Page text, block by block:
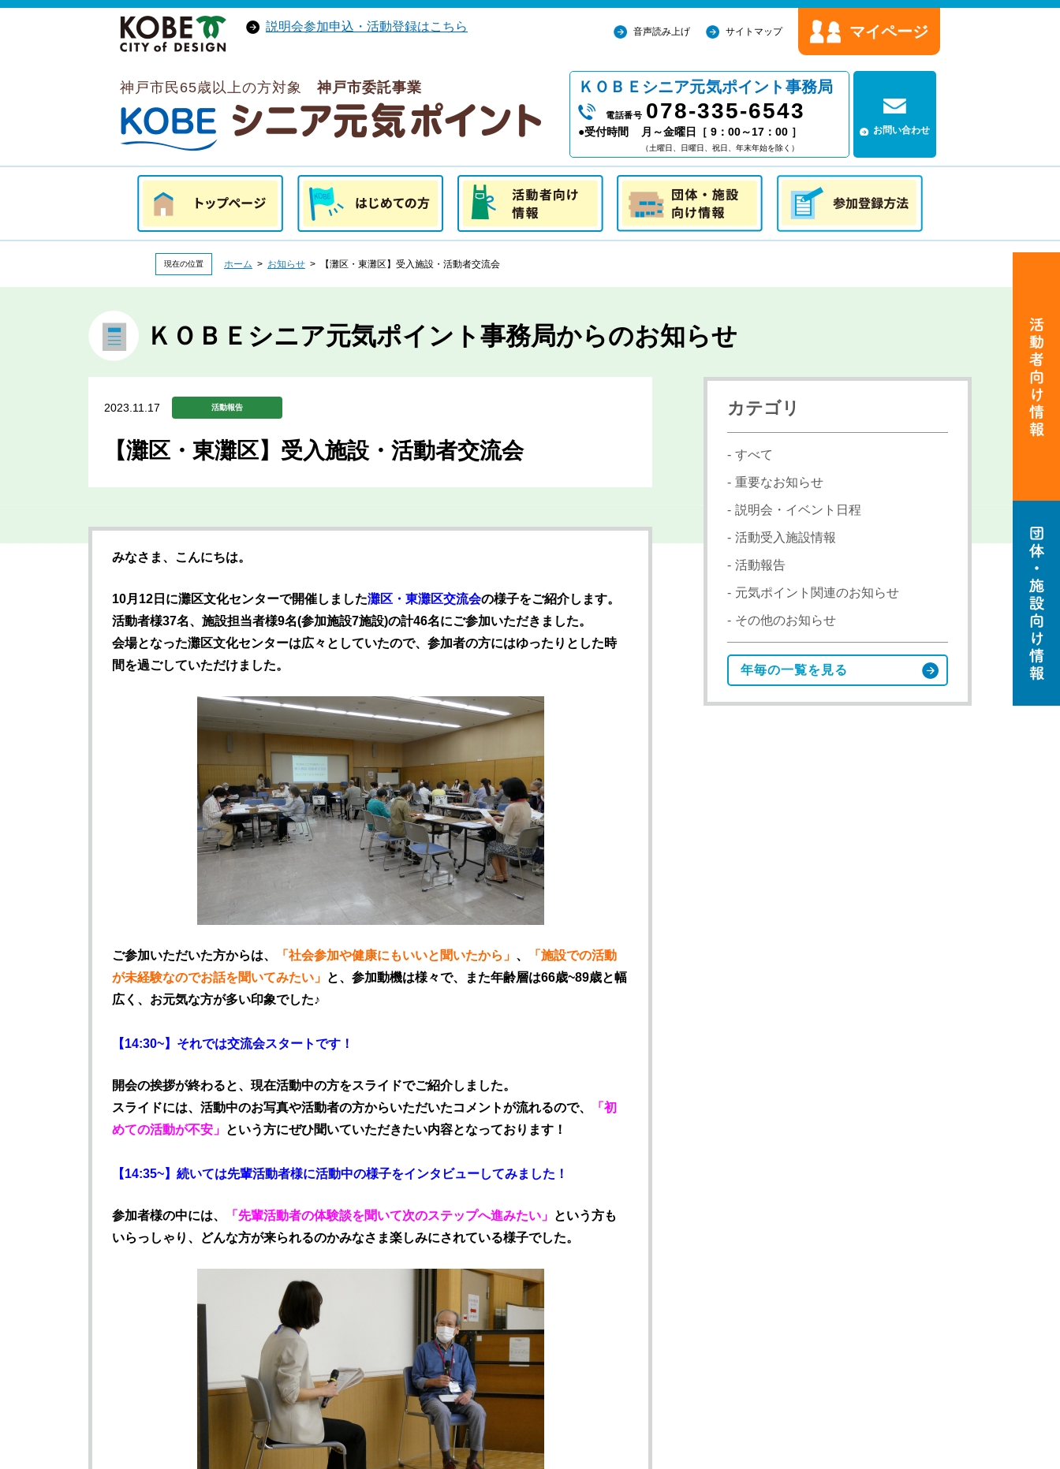
音声読み上げ サイトマップ マイページ
（外部リンク）
説明会参加申込・活動登録はこちら
神戸市民65歳以上の方対象 神戸市委託事業 ＫＯＢＥシニア元気ポイント事務局
電話番号 078-335-6543
●受付時間 月～金曜日［ 9：00～17：00 ］
（土曜日、日曜日、祝日、年末年始を除く）
お問い合わせ
トップページ はじめての方 活動者向け情報 団体・施設向け情報 参加登録方法
現在の位置 ホーム > お知らせ > 【灘区・東灘区】受入施設・活動者交流会
ＫＯＢＥシニア元気ポイント事務局からのお知らせ
2023.11.17 活動報告
【灘区・東灘区】受入施設・活動者交流会
みなさま、こんにちは。
10月12日に灘区文化センターで開催しました灘区・東灘区交流会の様子をご紹介します。
活動者様37名、施設担当者様9名(参加施設7施設)の計46名にご参加いただきました。
会場となった灘区文化センターは広々としていたので、参加者の方にはゆったりとした時
間を過ごしていただけました。
ご参加いただいた方からは、 「社会参加や健康にもいいと聞いたから」 、
「施設での活動
が未経験なのでお話を聞いてみたい」 と、参加動機は様々で、また年齢層は66歳~89歳と幅
広く、お元気な方が多い印象でした♪
【14:30~】それでは交流会スタートです！
開会の挨拶が終わると、現在活動中の方をスライドでご紹介しました。
スライドには、活動中のお写真や活動者の方からいただいたコメントが流れるので、
「初
めての活動が不安」 という方にぜひ聞いていただきたい内容となっております！
【14:35~】続いては先輩活動者様に活動中の様子をインタビューしてみました！
参加者様の中には、 「先輩活動者の体験談を聞いて次のステップへ進みたい」 という方も
いらっしゃり、どんな方が来られるのかみなさま楽しみにされている様子でした。
カテゴリ
すべて
重要なお知らせ
説明会・イベント日程
活動受入施設情報
活動報告
元気ポイント関連のお知らせ
その他のお知らせ
向け情